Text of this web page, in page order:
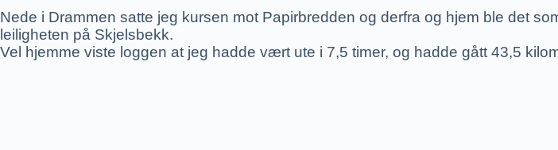
Nede i Drammen satte jeg kursen mot Papirbredden og derfra og hjem ble det
leiligheten på Skjelsbekk.
Vel hjemme viste loggen at jeg hadde vært ute i 7,5 timer, og hadde gått 43,5